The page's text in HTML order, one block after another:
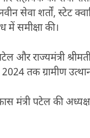
सेवा शर्तों, स्टेट
में समीक्षा की।
और राज्यमंत्री
तक ग्रामीण
मंत्री पटेल की